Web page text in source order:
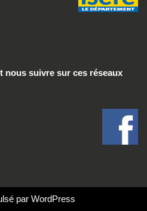
nous suivre sur ces réseaux
par WordPress